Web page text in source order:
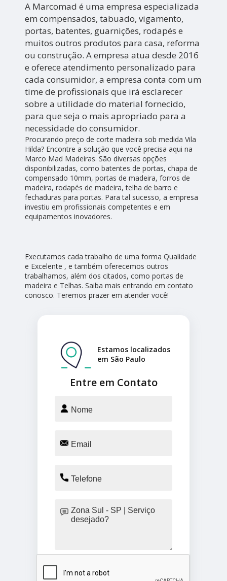
A Marcomad é uma empresa especializada
em compensados, tabuado, vigamento,
portas, batentes, guarnições, rodapés e
muitos outros produtos para casa, reforma
ou construção. A empresa atua desde 2016
e oferece atendimento personalizado para
cada consumidor, a empresa conta com um
time de profissionais que irá esclarecer
sobre a utilidade do material fornecido,
para que seja o mais apropriado para a
necessidade do consumidor.
Procurando preço de corte madeira sob medida Vila
Hilda? Encontre a solução que você precisa aqui na
Marco Mad Madeiras. São diversas opções
disponibilizadas, como batentes de portas, chapa de
compensado 10mm, portas de madeira, forros de
madeira, rodapés de madeira, telha de barro e
fechaduras para portas. Para tal sucesso, a empresa
investiu em profissionais competentes e em
equipamentos inovadores.
Executamos cada trabalho de uma forma Qualidade
e Excelente , e também oferecemos outros
trabalhamos, além dos citados, como portas de
madeira e Telhas. Saiba mais entrando em contato
conosco. Teremos prazer em atender você!
Entre em Contato
Estamos localizados
em São Paulo